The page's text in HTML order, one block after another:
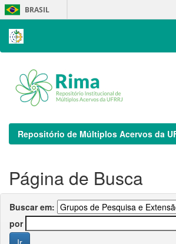
Skip
navigation
BRASIL
Repositório de Múltiplos Acervos da
Página de Busca
Buscar em:
por